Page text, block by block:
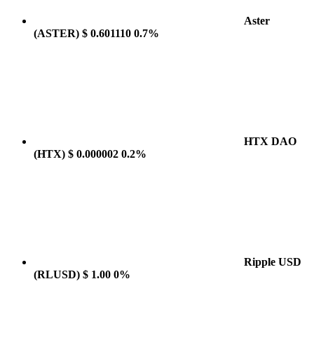
Aster
(ASTER) $ 0.601110 0.7%
HTX DAO
(HTX) $ 0.000002 0.2%
Ripple USD
(RLUSD) $ 1.00 0%